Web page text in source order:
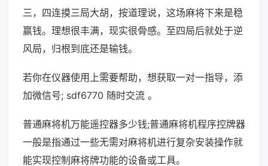
三，四连摸三局大胡，按道理说，这场麻将下来是稳
赢钱。理想很丰满，现实很骨感。至四局后就处于逆
风局，归根到底还是输钱。
若你在仪器使用上需要帮助，想获取一对一指导，添
加微信号; sdf6770 随时交流 。
普通麻将机万能遥控器多少钱;普通麻将机程序控牌器
一般是指通过一些无需对麻将机进行复杂安装操作就
能实现控制麻将牌功能的设备或工具。